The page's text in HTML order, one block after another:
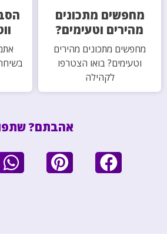
מחפשים מתכונים
מהירים וטעימים?
מחפשים מתכונים מהירים
וטעימים? בואו הצטרפו
לקהילה
אהבתם?